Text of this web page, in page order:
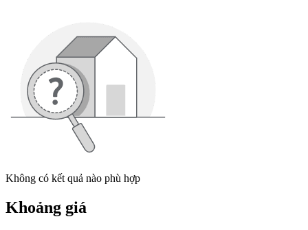
Không có kết quả nào phù hợp
Khoảng giá